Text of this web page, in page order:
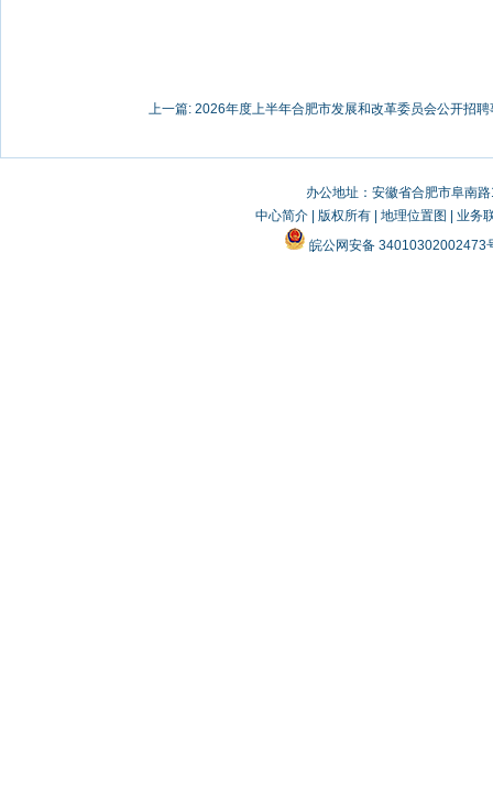
上一篇: 2026年度上半年合肥市发展和改革委员会公开招
办公地址：安徽省合肥市阜南
中心简介| 版权所有| 地理位置图
业务
皖公网安备 34010302002473